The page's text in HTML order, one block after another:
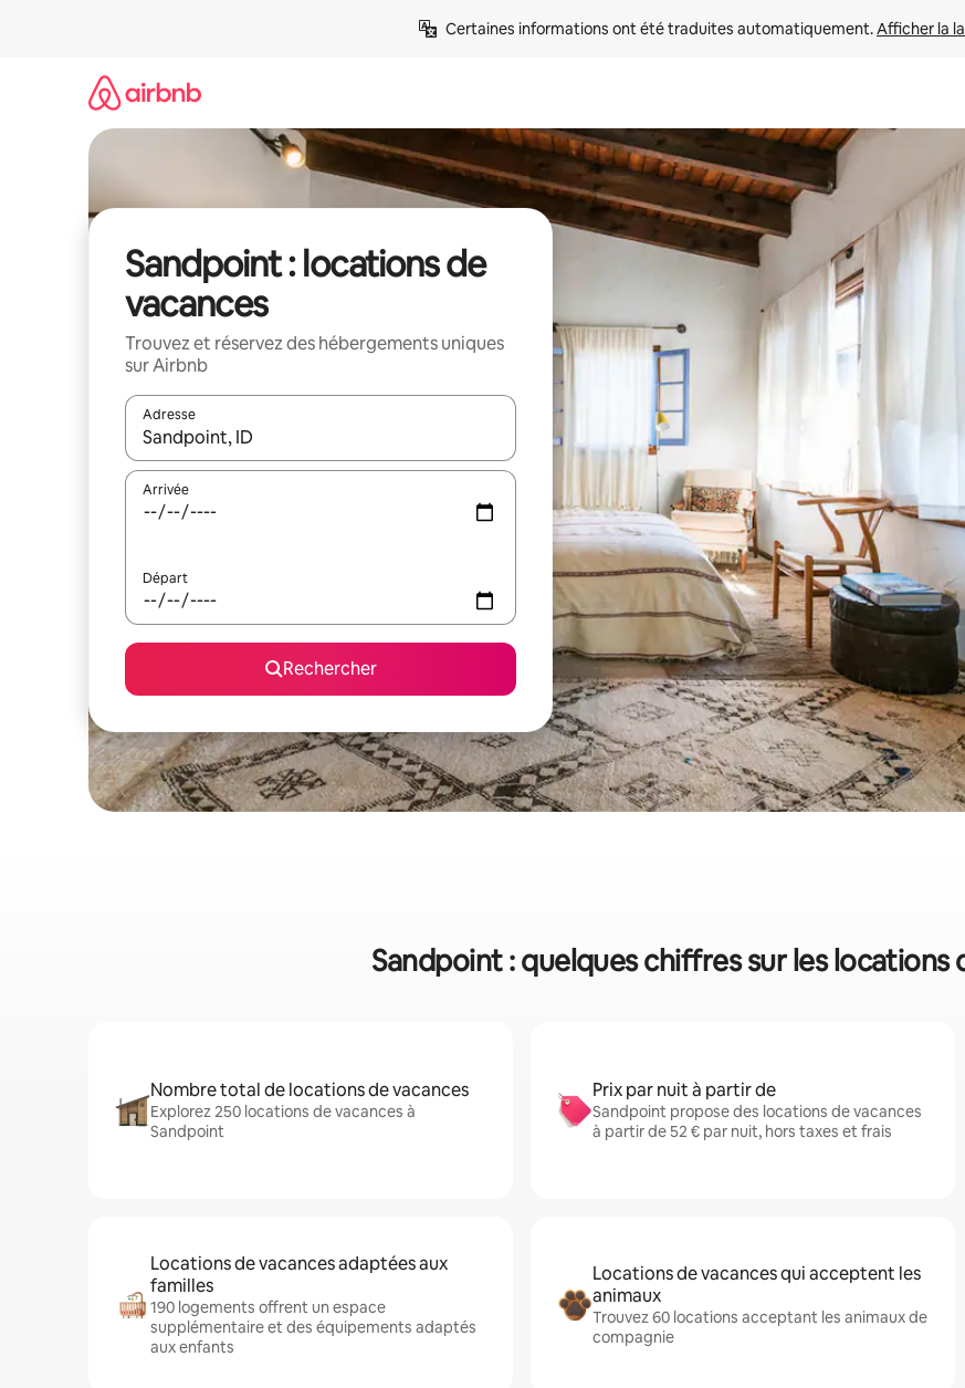
Certaines informations ont été traduites automatiquement. Afficher la
Sandpoint : locations de
vacances
Trouvez et réservez des hébergements uniques
sur Airbnb
Adresse
Lorsque les résultats s'affichent, utilisez les flèches vers le haut et vers le bas pour les parcourir ou en appuyant et
Arrivée
Départ
Rechercher
Sandpoint : quelques chiffres sur les locations
Nombre total de locations de vacances
Explorez 250 locations de vacances à
Sandpoint
Prix par nuit à partir de
Sandpoint propose des locations de vacances
à partir de 52 € par nuit, hors taxes et frais
Locations de vacances adaptées aux
familles
190 logements offrent un espace
supplémentaire et des équipements adaptés
aux enfants
Locations de vacances qui acceptent les
animaux
Trouvez 60 locations acceptant les animaux de
compagnie